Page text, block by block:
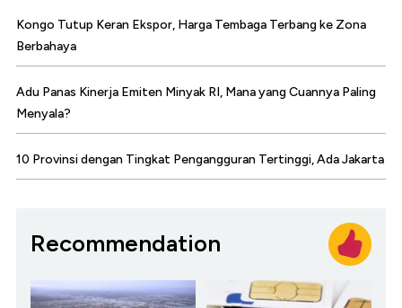
Kongo Tutup Keran Ekspor, Harga Tembaga Terbang ke Zona
Berbahaya
Adu Panas Kinerja Emiten Minyak RI, Mana yang Cuannya Paling
Menyala?
10 Provinsi dengan Tingkat Pengangguran Tertinggi, Ada Jakarta
Recommendation